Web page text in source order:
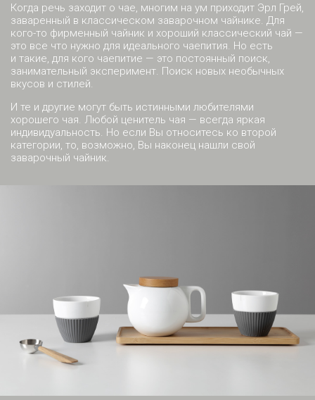
Когда речь заходит о чае, многим на ум приходит Эрл Грей,
заваренный в классическом заварочном чайнике. Для
кого-то фирменный чайник и хороший классический чай —
это все что нужно для идеального чаепития. Но есть
и такие, для кого чаепитие — это постоянный поиск,
занимательный эксперимент. Поиск новых необычных
вкусов и стилей.
И те и другие могут быть истинными любителями
хорошего чая. Любой ценитель чая — всегда яркая
индивидуальность. Но если Вы относитесь ко второй
категории, то, возможно, Вы наконец нашли свой
заварочный чайник.